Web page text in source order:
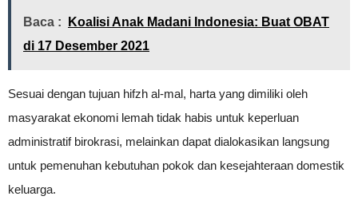
Baca :
Koalisi Anak Madani Indonesia: Buat OBAT
di 17 Desember 2021
Sesuai dengan tujuan hifzh al-mal, harta yang dimiliki oleh
masyarakat ekonomi lemah tidak habis untuk keperluan
administratif birokrasi, melainkan dapat dialokasikan langsung
untuk pemenuhan kebutuhan pokok dan kesejahteraan domestik
keluarga.